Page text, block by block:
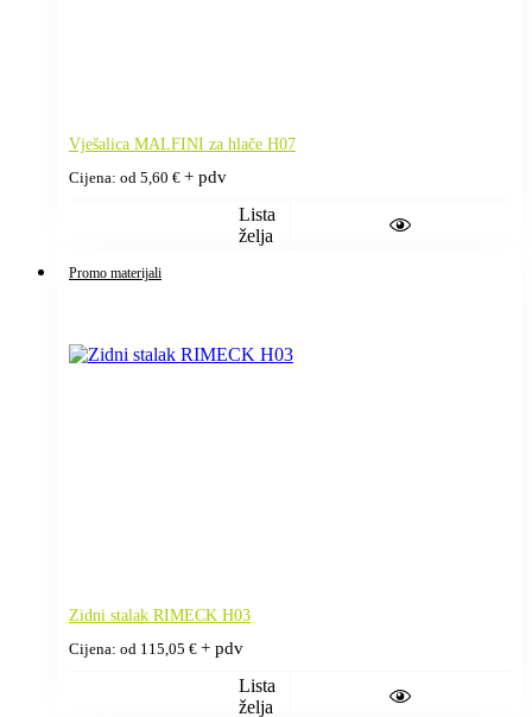
Vješalica MALFINI za hlače H07
Cijena: od 5,60 € + pdv
Lista
želja
Promo materijali
Zidni stalak RIMECK H03
Cijena: od 115,05 € + pdv
Lista
želja